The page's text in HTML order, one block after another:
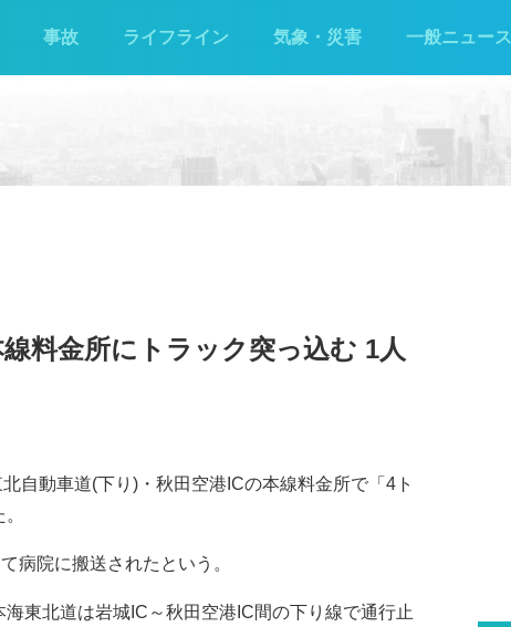
事故 ライフライン 気象・災害 一般ニュース
料金所にトラック突っ込む 1人
自動車道(下り)・秋田空港ICの本線料金所で「4ト
病院に搬送されたという。
東北道は岩城IC～秋田空港IC間の下り線で通行止